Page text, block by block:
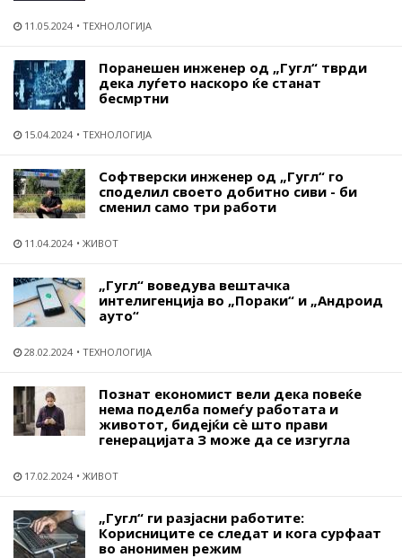
11.05.2024 ТЕХНОЛОГИЈА
Поранешен инженер од „Гугл“ тврди
дека луѓето наскоро ќе станат
бесмртни
15.04.2024 ТЕХНОЛОГИЈА
Софтверски инженер од „Гугл“ го
споделил своето добитно сиви - би
сменил само три работи
11.04.2024 ЖИВОТ
„Гугл“ воведува вештачка
интелигенција во „Пораки“ и „Андроид
ауто“
28.02.2024 ТЕХНОЛОГИЈА
Познат економист вели дека повеќе
нема поделба помеѓу работата и
животот, бидејќи сѐ што прави
генерацијата З може да се изгугла
17.02.2024 ЖИВОТ
„Гугл“ ги разјасни работите:
Корисниците се следат и кога сурфаат
во анонимен режим